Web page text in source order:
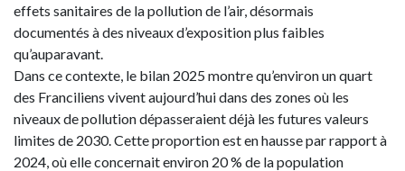
effets sanitaires de la pollution de l’air, désormais
documentés à des niveaux d’exposition plus faibles
qu’auparavant.
Dans ce contexte, le bilan 2025 montre qu’environ un quart
des Franciliens vivent aujourd’hui dans des zones où les
niveaux de pollution dépasseraient déjà les futures valeurs
limites de 2030. Cette proportion est en hausse par rapport à
2024, où elle concernait environ 20 % de la population